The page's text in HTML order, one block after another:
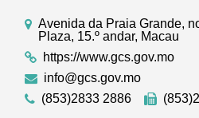
Avenida da Praia Grande,
Plaza, 15.º andar, Macau
https://www.gcs.gov.mo
info@gcs.gov.mo
(853)2833 2886